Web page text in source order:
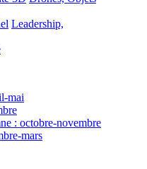
Leadership,
mai
: octobre-novembre
mars